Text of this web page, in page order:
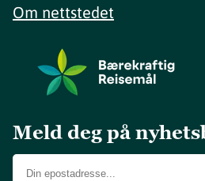
Om nettstedet
Meld deg på